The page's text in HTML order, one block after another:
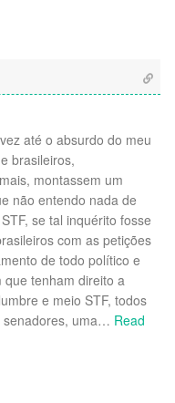
até o absurdo do meu
brasileiros,
montassem um
não entendo nada de
se tal inquérito fosse
com as petições
de todo político e
tenham direito a
e meio STF, todos
uma… Read